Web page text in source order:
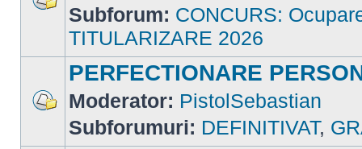
Nu
sunt
mesaje
Subforum: CONCURS:
TITULARIZARE 2026
sunt
mesaje
PERFECTIONARE
Moderator: PistolSebastian
Subforumuri: DEFINITIVAT,